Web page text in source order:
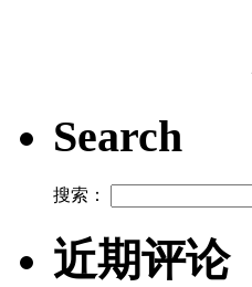
Search
搜索：
近期评论